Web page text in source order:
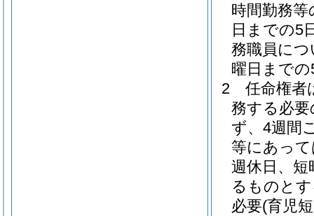
時間勤務
日までの5
務職員に
曜日まで
2
任命権者
務する必
ず、4週間
等にあっ
週休日、短
るものと
必要(育児